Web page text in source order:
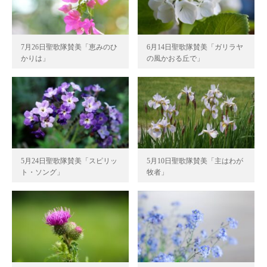
7月26日聖歌隊賛美「恵みのひ
かりは」
6月14日聖歌隊賛美「ガリラヤ
の風かおる丘で」
5月24日聖歌隊賛美「スピリッ
ト・ソング」
5月10日聖歌隊賛美「主はわが
牧者」